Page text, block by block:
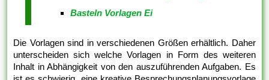
Basteln Vorlagen Ei
Die Vorlagen sind in verschiedenen Größen erhältlich. Daher
unterscheiden sich welche Vorlagen in Form des weiteren
Inhalt in Abhängigkeit von den auszuführenden Aufgaben. Es